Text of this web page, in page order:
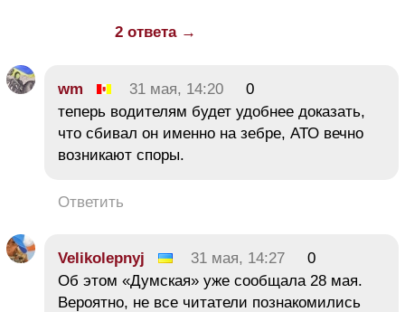
2 ответа →
wm 31 мая, 14:20
0
теперь водителям будет удобнее доказать,
что сбивал он именно на зебре, АТО вечно
возникают споры.
Ответить
Velikolepnyj 31 мая, 14:27
0
Об этом «Думская» уже сообщала 28 мая.
Вероятно, не все читатели познакомились